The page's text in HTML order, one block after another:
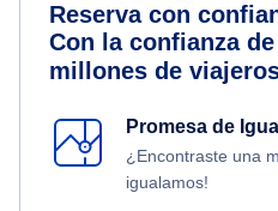
Reserva con
Con la confianza
millones de
Promesa de
¿Encontraste una
igualamos!